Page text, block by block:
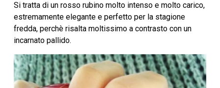
Si tratta di un rosso rubino molto intenso e molto carico,
estremamente elegante e perfetto per la stagione
fredda, perchè risalta moltissimo a contrasto con un
incarnato pallido.